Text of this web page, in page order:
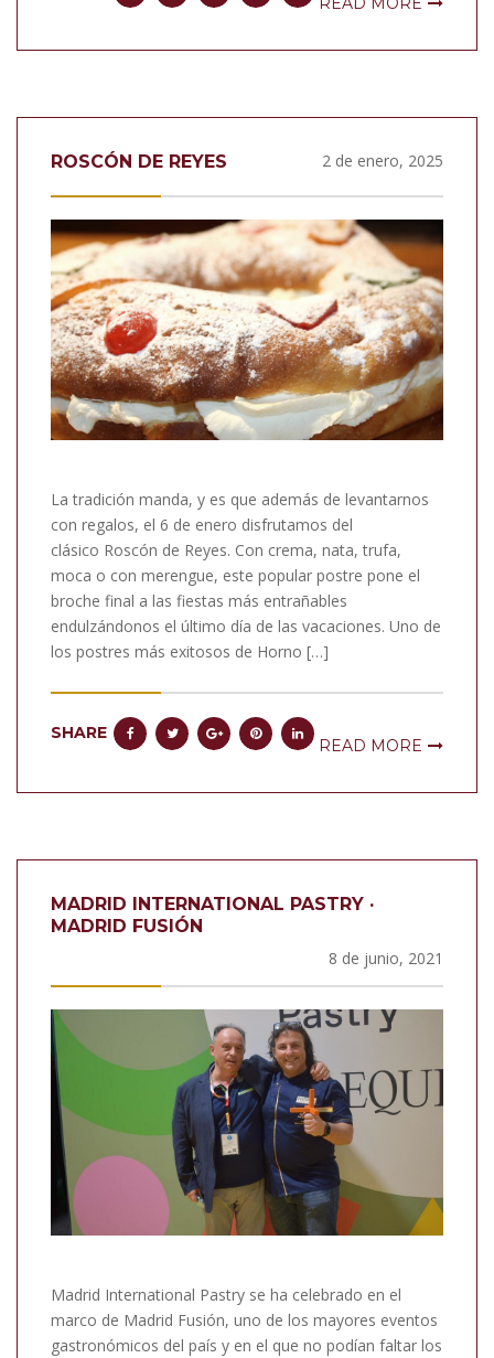
ROSCÓN DE REYES 2 de enero, 2025
La tradición manda, y es que además de levantarnos
con regalos, el 6 de enero disfrutamos del
clásico Roscón de Reyes. Con crema, nata, trufa,
moca o con merengue, este popular postre pone el
broche final a las fiestas más entrañables
endulzándonos el último día de las vacaciones. Uno de
los postres más exitosos de Horno […]
SHARE
READ MORE
MADRID INTERNATIONAL PASTRY ·
MADRID FUSIÓN
8 de junio, 2021
Madrid International Pastry se ha celebrado en el
marco de Madrid Fusión, uno de los mayores eventos
gastronómicos del país y en el que no podían faltar los